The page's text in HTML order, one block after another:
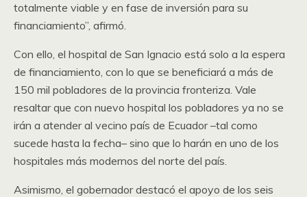
totalmente viable y en fase de inversión para su
financiamiento”, afirmó.
Con ello, el hospital de San Ignacio está solo a la espera
de financiamiento, con lo que se beneficiará a más de
150 mil pobladores de la provincia fronteriza. Vale
resaltar que con nuevo hospital los pobladores ya no se
irán a atender al vecino país de Ecuador –tal como
sucede hasta la fecha– sino que lo harán en uno de los
hospitales más modernos del norte del país.
Asimismo, el gobernador destacó el apoyo de los seis